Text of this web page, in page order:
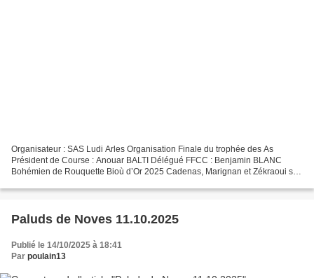
Organisateur : SAS Ludi Arles Organisation Finale du trophée des As
Président de Course : Anouar BALTI Délégué FFCC : Benjamin BLANC
Bohémien de Rouquette Bioù d’Or 2025 Cadenas, Marignan et Zékraoui sur
Paluds de Noves 11.10.2025
Publié le 14/10/2025 à 18:41
Par poulain13